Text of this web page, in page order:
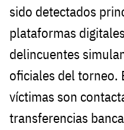
sido detectados
plataformas
delincuentes
oficiales del torneo.
víctimas son
transferencias